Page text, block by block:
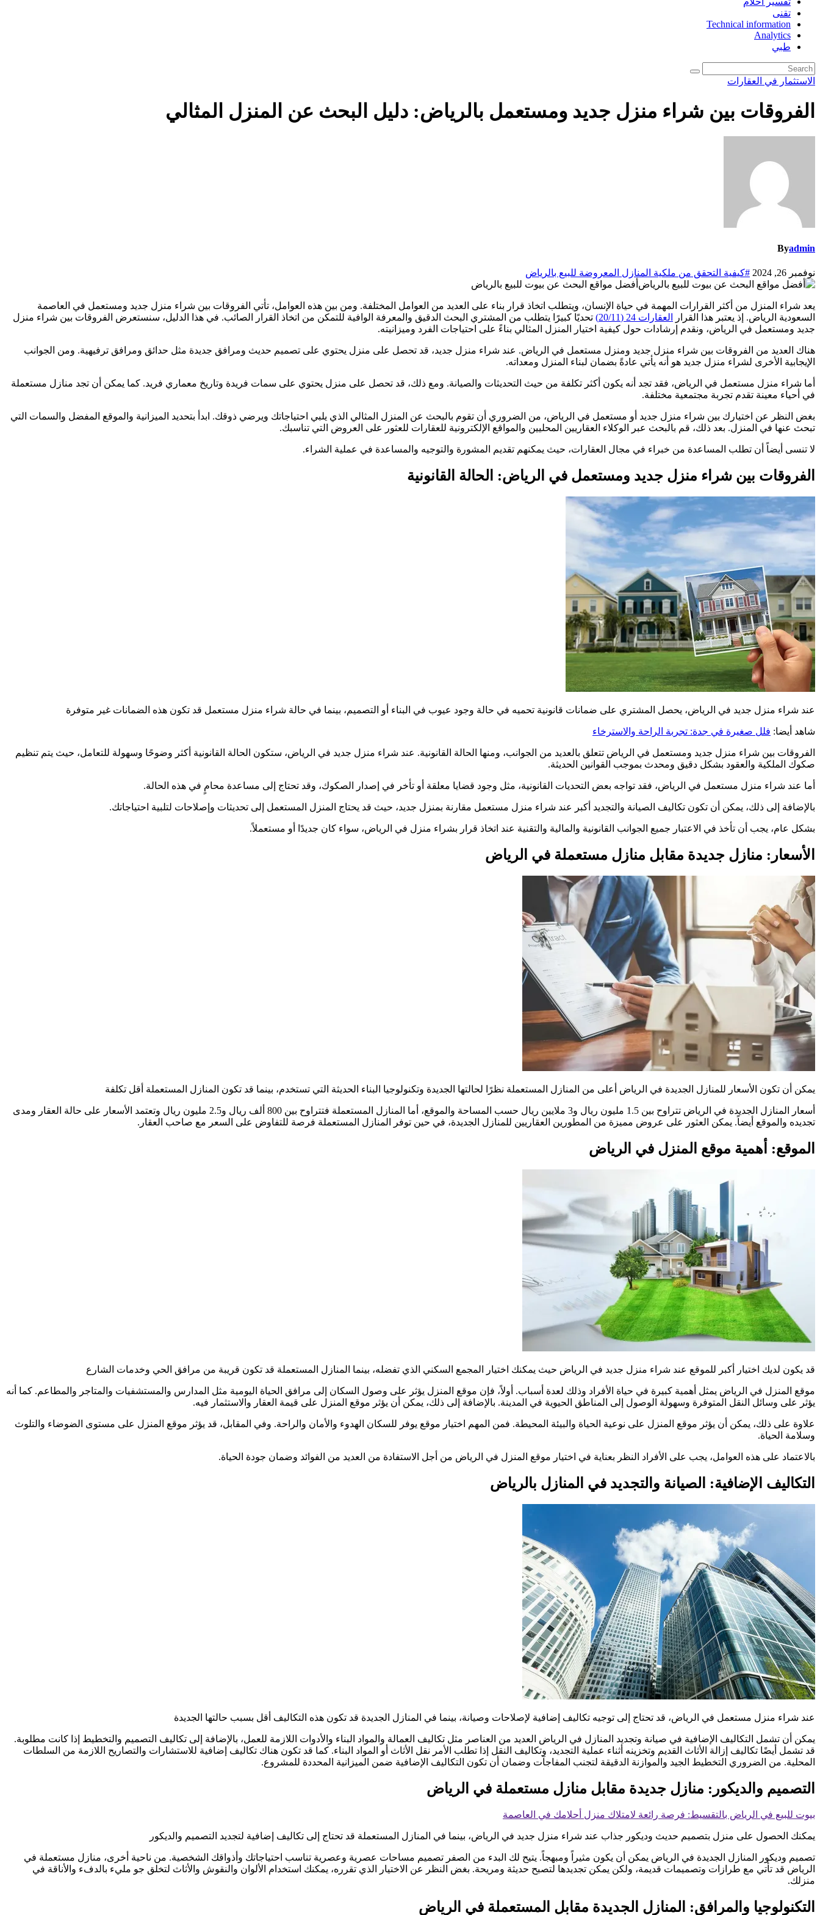
تقنى
Technical information
Analytics
طبي
الاستثمار في العقارات
الفروقات بين شراء منزل جديد ومستعمل بالرياض: دليل البحث عن المنزل المثالي
Byadmin
نوفمبر 26, 2024
#كيفية التحقق من ملكية المنازل المعروضة للبيع بالرياض
أفضل مواقع البحث عن بيوت للبيع بالرياض
يعد شراء المنزل من أكثر القرارات المهمة في حياة الإنسان، ويتطلب اتخاذ قرار بناء على العديد من العوامل المختلفة. ومن بين هذه العوامل، تأتي الفروقات بين شراء منزل جديد ومستعمل في العاصمة
السعودية الرياض. إذ يعتبر هذا القرار
العقارات 24 (20/11)
تحديًا كبيرًا يتطلب من المشتري البحث الدقيق والمعرفة الوافية للتمكن من اتخاذ القرار الصائب. في هذا الدليل، سنستعرض الفروقات بين شراء منزل
جديد ومستعمل في الرياض، ونقدم إرشادات حول كيفية اختيار المنزل المثالي بناءً على احتياجات الفرد وميزانيته.
هناك العديد من الفروقات بين شراء منزل جديد ومنزل مستعمل في الرياض. عند شراء منزل جديد، قد تحصل على منزل يحتوي على تصميم حديث ومرافق جديدة مثل حدائق ومرافق ترفيهية. ومن الجوانب
الإيجابية الأخرى لشراء منزل جديد هو أنه يأتي عادةً بضمان لبناء المنزل ومعداته.
أما شراء منزل مستعمل في الرياض، فقد تجد أنه يكون أكثر تكلفة من حيث التحديثات والصيانة. ومع ذلك، قد تحصل على منزل يحتوي على سمات فريدة وتاريخ معماري فريد. كما يمكن أن تجد منازل مستعملة
في أحياء معينة تقدم تجربة مجتمعية مختلفة.
بغض النظر عن اختيارك بين شراء منزل جديد أو مستعمل في الرياض، من الضروري أن تقوم بالبحث عن المنزل المثالي الذي يلبي احتياجاتك ويرضي ذوقك. ابدأ بتحديد الميزانية والموقع المفضل والسمات التي
تبحث عنها في المنزل. بعد ذلك، قم بالبحث عبر الوكلاء العقاريين المحليين والمواقع الإلكترونية للعقارات للعثور على العروض التي تناسبك.
لا تنسى أيضاً أن تطلب المساعدة من خبراء في مجال العقارات، حيث يمكنهم تقديم المشورة والتوجيه والمساعدة في عملية الشراء.
الفروقات بين شراء منزل جديد ومستعمل في الرياض: الحالة القانونية
عند شراء منزل جديد في الرياض، يحصل المشتري على ضمانات قانونية تحميه في حالة وجود عيوب في البناء أو التصميم، بينما في حالة شراء منزل مستعمل قد تكون هذه الضمانات غير متوفرة
شاهد أيضا: فلل صغيرة في جدة: تجربة الراحة والاسترخاء
الفروقات بين شراء منزل جديد ومستعمل في الرياض تتعلق بالعديد من الجوانب، ومنها الحالة القانونية. عند شراء منزل جديد في الرياض، ستكون الحالة القانونية أكثر وضوحًا وسهولة للتعامل، حيث يتم تنظيم
صكوك الملكية والعقود بشكل دقيق ومحدث بموجب القوانين الحديثة.
أما عند شراء منزل مستعمل في الرياض، فقد تواجه بعض التحديات القانونية، مثل وجود قضايا معلقة أو تأخر في إصدار الصكوك، وقد تحتاج إلى مساعدة محامٍ في هذه الحالة.
بالإضافة إلى ذلك، يمكن أن تكون تكاليف الصيانة والتجديد أكبر عند شراء منزل مستعمل مقارنة بمنزل جديد، حيث قد يحتاج المنزل المستعمل إلى تحديثات وإصلاحات لتلبية احتياجاتك.
بشكل عام، يجب أن تأخذ في الاعتبار جميع الجوانب القانونية والمالية والتقنية عند اتخاذ قرار بشراء منزل في الرياض، سواء كان جديدًا أو مستعملاً.
الأسعار: منازل جديدة مقابل منازل مستعملة في الرياض
يمكن أن تكون الأسعار للمنازل الجديدة في الرياض أعلى من المنازل المستعملة نظرًا لحالتها الجديدة وتكنولوجيا البناء الحديثة التي تستخدم، بينما قد تكون المنازل المستعملة أقل تكلفة
أسعار المنازل الجديدة في الرياض تتراوح بين 1.5 مليون ريال و3 ملايين ريال حسب المساحة والموقع، أما المنازل المستعملة فتتراوح بين 800 ألف ريال و2.5 مليون ريال وتعتمد الأسعار على حالة العقار ومدى
تجديده والموقع أيضاً. يمكن العثور على عروض مميزة من المطورين العقاريين للمنازل الجديدة، في حين توفر المنازل المستعملة فرصة للتفاوض على السعر مع صاحب العقار.
الموقع: أهمية موقع المنزل في الرياض
قد يكون لديك اختيار أكبر للموقع عند شراء منزل جديد في الرياض حيث يمكنك اختيار المجمع السكني الذي تفضله، بينما المنازل المستعملة قد تكون قريبة من مرافق الحي وخدمات الشارع
موقع المنزل في الرياض يمثل أهمية كبيرة في حياة الأفراد وذلك لعدة أسباب. أولاً، فإن موقع المنزل يؤثر على وصول السكان إلى مرافق الحياة اليومية مثل المدارس والمستشفيات والمتاجر والمطاعم. كما أنه
يؤثر على وسائل النقل المتوفرة وسهولة الوصول إلى المناطق الحيوية في المدينة. بالإضافة إلى ذلك، يمكن أن يؤثر موقع المنزل على قيمة العقار والاستثمار فيه.
علاوة على ذلك، يمكن أن يؤثر موقع المنزل على نوعية الحياة والبيئة المحيطة. فمن المهم اختيار موقع يوفر للسكان الهدوء والأمان والراحة. وفي المقابل، قد يؤثر موقع المنزل على مستوى الضوضاء والتلوث
وسلامة الحياة.
بالاعتماد على هذه العوامل، يجب على الأفراد النظر بعناية في اختيار موقع المنزل في الرياض من أجل الاستفادة من العديد من الفوائد وضمان جودة الحياة.
التكاليف الإضافية: الصيانة والتجديد في المنازل بالرياض
عند شراء منزل مستعمل في الرياض، قد تحتاج إلى توجيه تكاليف إضافية لإصلاحات وصيانة، بينما في المنازل الجديدة قد تكون هذه التكاليف أقل بسبب حالتها الجديدة
يمكن أن تشمل التكاليف الإضافية في صيانة وتجديد المنازل في الرياض العديد من العناصر مثل تكاليف العمالة والمواد البناء والأدوات اللازمة للعمل، بالإضافة إلى تكاليف التصميم والتخطيط إذا كانت مطلوبة.
قد تشمل أيضًا تكاليف إزالة الأثاث القديم وتخزينه أثناء عملية التجديد، وتكاليف النقل إذا تطلب الأمر نقل الأثاث أو المواد البناء. كما قد تكون هناك تكاليف إضافية للاستشارات والتصاريح اللازمة من السلطات
المحلية. من الضروري التخطيط الجيد والموازنة الدقيقة لتجنب المفاجآت وضمان أن تكون التكاليف الإضافية ضمن الميزانية المحددة للمشروع.
التصميم والديكور: منازل جديدة مقابل منازل مستعملة في الرياض
بيوت للبيع في الرياض بالتقسيط: فرصة رائعة لامتلاك منزل أحلامك في العاصمة
يمكنك الحصول على منزل بتصميم حديث وديكور جذاب عند شراء منزل جديد في الرياض، بينما في المنازل المستعملة قد تحتاج إلى تكاليف إضافية لتجديد التصميم والديكور
تصميم وديكور المنازل الجديدة في الرياض يمكن أن يكون مثيراً ومبهجاً. يتيح لك البدء من الصفر تصميم مساحات عصرية وعصرية تناسب احتياجاتك وأذواقك الشخصية. من ناحية أخرى، منازل مستعملة في
الرياض قد تأتي مع طرازات وتصميمات قديمة، ولكن يمكن تجديدها لتصبح حديثة ومريحة. بغض النظر عن الاختيار الذي تقرره، يمكنك استخدام الألوان والنقوش والأثاث لتخلق جو مليء بالدفء والأناقة في
منزلك.
التكنولوجيا والمرافق: المنازل الجديدة مقابل المستعملة في الرياض